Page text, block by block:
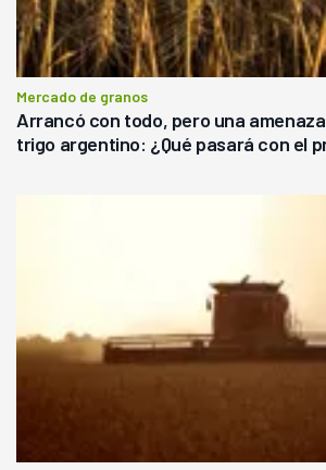
Mercado de granos
Arrancó con todo, pero una
trigo argentino: ¿Qué pasará con el